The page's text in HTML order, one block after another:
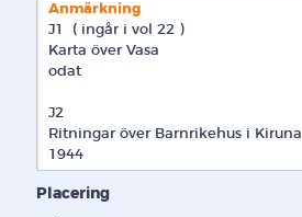
Anmärkning
J1  ( ingår i vol 22 )
Karta över Vasa
odat
J2
Ritningar över Barnrikehus i Kiruna
1944
Placering